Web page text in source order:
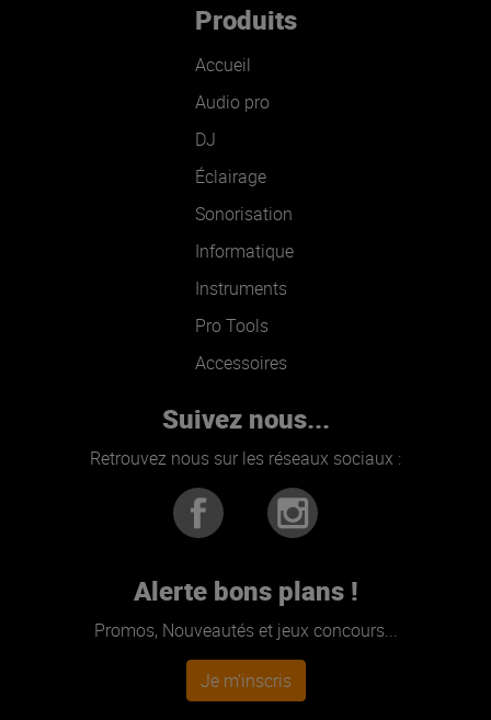
Produits
Accueil
Audio pro
DJ
Éclairage
Sonorisation
Informatique
Instruments
Pro Tools
Accessoires
Suivez nous...
Retrouvez nous sur les réseaux sociaux :
Alerte bons plans !
Promos, Nouveautés et jeux concours...
Je m'inscris